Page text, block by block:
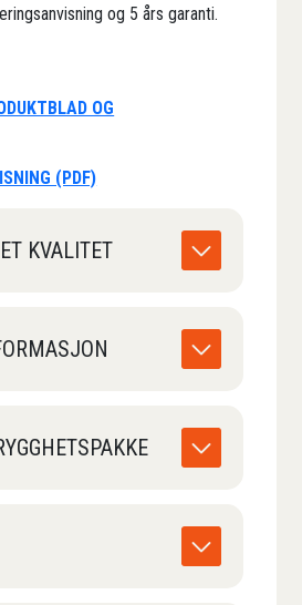
og 5 års garanti.
OG
(PDF)
KVALITET